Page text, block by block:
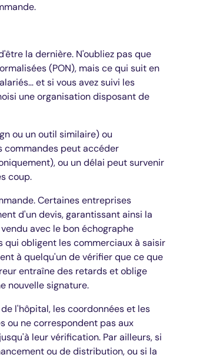
la dernière. N'oubliez pas que
(PON), mais ce qui suit en
et si vous avez suivi les
une organisation disposant de
ou un outil similaire) ou
commandes peut accéder
ou un délai peut survenir
coup.
Certaines entreprises
d'un devis, garantissant ainsi la
avec le bon échographe
obligent les commerciaux à saisir
à quelqu'un de vérifier que ce que
entraîne des retards et oblige
nouvelle signature.
l'hôpital, les coordonnées et les
ou ne correspondent pas aux
leur vérification. Par ailleurs, si
ou de distribution, ou si la